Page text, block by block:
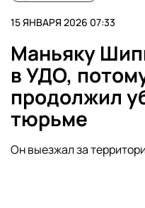
15 ЯНВАРЯ 2026 07:33
Маньяку
в УДО,
продолжил
тюрьме
Он выезжал за